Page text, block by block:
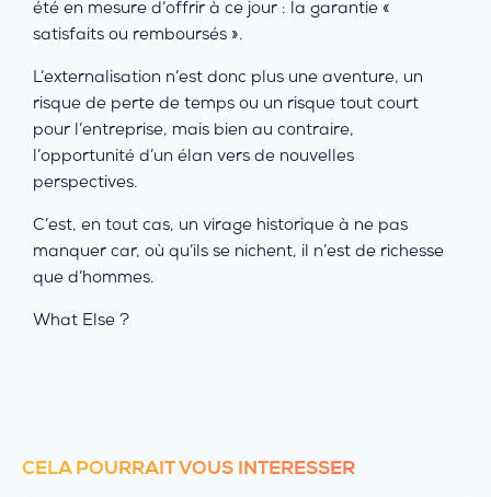
été en mesure d’offrir à ce jour : la garantie «
satisfaits ou remboursés ».
L’externalisation n’est donc plus une aventure, un
risque de perte de temps ou un risque tout court
pour l’entreprise, mais bien au contraire,
l’opportunité d’un élan vers de nouvelles
perspectives.
C’est, en tout cas, un virage historique à ne pas
manquer car, où qu’ils se nichent, il n’est de richesse
que d’hommes.
What Else ?
CELA POURRAIT VOUS INTÉRESSER